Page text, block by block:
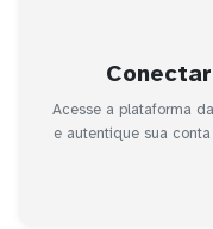
Acesse a plataforma
e autentique sua